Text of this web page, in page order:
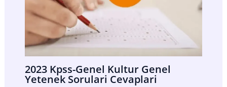
2023 Kpss-Genel Kultur Genel
Yetenek Sorulari Cevaplari